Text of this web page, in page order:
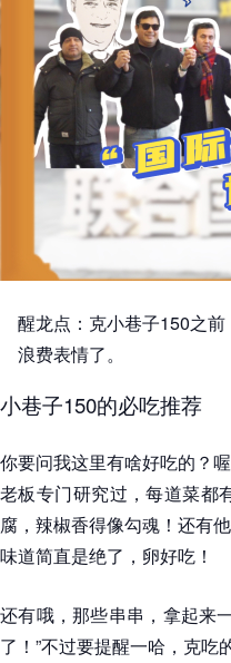
醒龙点：克小巷子150之
浪费表情了。
小巷子150的必吃推荐
你要问我这里有啥好吃的？
老板专门研究过，每道菜都
腐，辣椒香得像勾魂！还有
味道简直是绝了，卵好吃！
还有哦，那些串串，拿起来
了！”不过要提醒一哈，克